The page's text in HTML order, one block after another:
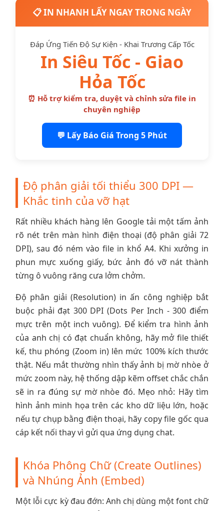
📋 IN NHANH LẤY NGAY TRONG NGÀY
Đáp Ứng Tiến Độ Sự Kiện - Khai Trương Cấp Tốc
In Siêu Tốc - Giao
Hỏa Tốc
⏰ Hỗ trợ kiểm tra, duyệt và chỉnh sửa file in
chuyên nghiệp
💬 Lấy Báo Giá Trong 5 Phút
Độ phân giải tối thiểu 300 DPI —
Khắc tinh của vỡ hạt
Rất nhiều khách hàng lên Google tải một tấm ảnh
rõ nét trên màn hình điện thoại (độ phân giải 72
DPI), sau đó ném vào file in khổ A4. Khi xưởng in
phun mực xuống giấy, bức ảnh đó vỡ nát thành
từng ô vuông răng cưa lởm chởm.
Độ phân giải (Resolution) in ấn công nghiệp bắt
buộc phải đạt 300 DPI (Dots Per Inch - 300 điểm
mực trên một inch vuông). Để kiểm tra hình ảnh
của anh chị có đạt chuẩn không, hãy mở file thiết
kế, thu phóng (Zoom in) lên mức 100% kích thước
thật. Nếu mắt thường nhìn thấy ảnh bị mờ nhòe ở
mức zoom này, hệ thống dập kẽm offset chắc chắn
sẽ in ra đúng sự mờ nhòe đó. Mẹo nhỏ: Hãy tìm
hình ảnh minh họa trên các kho dữ liệu lớn, hoặc
nếu tự chụp bằng điện thoại, hãy copy file gốc qua
cáp kết nối thay vì gửi qua ứng dụng chat.
Khóa Phông Chữ (Create Outlines)
và Nhúng Ảnh (Embed)
Một lỗi cực kỳ đau đớn: Anh chị dùng một font chữ